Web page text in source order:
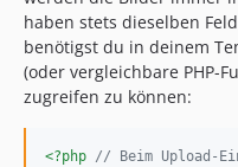
haben stets dieselben
benötigst du in deinem
(oder vergleichbare PHP-
zugreifen zu können:
<?php // Beim Upload-